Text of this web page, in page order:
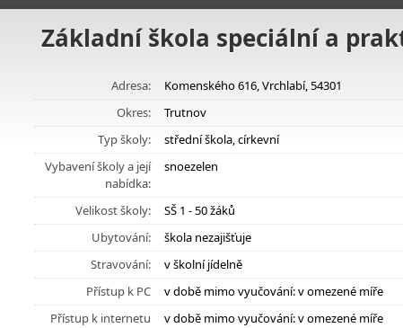
Základní škola speciální a
Adresa:
Komenského 616, Vrchlabí, 54301
Okres:
Trutnov
Typ školy:
střední škola, církevní
Vybavení školy a její
nabídka:
snoezelen
Velikost školy:
SŠ 1 - 50 žáků
Ubytování:
škola nezajišťuje
Stravování:
v školní jídelně
Přístup k PC
v době mimo vyučování: v omezené míře
Přístup k internetu
v době mimo vyučování: v omezené míře